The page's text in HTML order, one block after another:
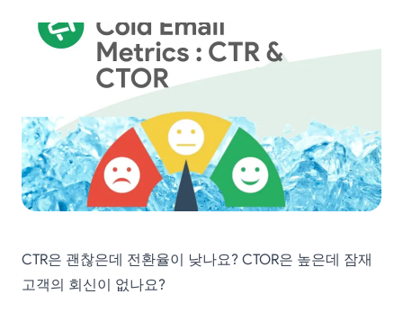
CTR은 괜찮은데 전환율이 낮나요? CTOR은 높은데 잠재
고객의 회신이 없나요?